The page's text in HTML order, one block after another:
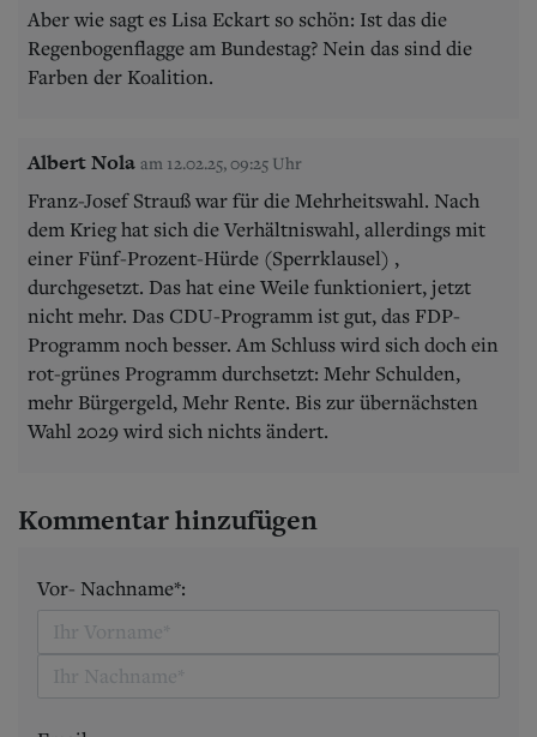
Aber wie sagt es Lisa Eckart so schön: Ist das die
Regenbogenflagge am Bundestag? Nein das sind die
Farben der Koalition.
Albert Nola am 12.02.25, 09:25 Uhr
Franz-Josef Strauß war für die Mehrheitswahl. Nach
dem Krieg hat sich die Verhältniswahl, allerdings mit
einer Fünf-Prozent-Hürde (Sperrklausel) ,
durchgesetzt. Das hat eine Weile funktioniert, jetzt
nicht mehr. Das CDU-Programm ist gut, das FDP-
Programm noch besser. Am Schluss wird sich doch ein
rot-grünes Programm durchsetzt: Mehr Schulden,
mehr Bürgergeld, Mehr Rente. Bis zur übernächsten
Wahl 2029 wird sich nichts ändert.
Kommentar hinzufügen
Vor- Nachname*: